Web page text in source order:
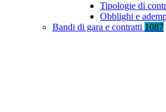
Tipologie di
Obblighi e
Bandi di gara e contratti 1087